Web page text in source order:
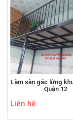
Làm sàn gác lửng
Quận 12
Liên hệ